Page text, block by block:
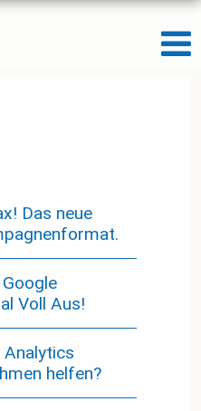
Das neue
Voll Aus!
Analytics
helfen?